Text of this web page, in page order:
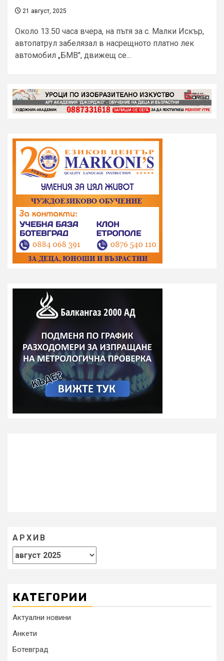
21 август, 2025
Около 13.50 часа вчера, на пътя за с. Малки Искър,
автопатрул забелязал в насрещното платно лек
автомобил „БМВ", движещ се...
АРХИВ
КАТЕГОРИИ
Актуални новини
Анкети
Ботевград